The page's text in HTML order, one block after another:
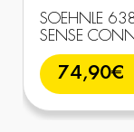
SOEHNLE
SENSE
74,90€